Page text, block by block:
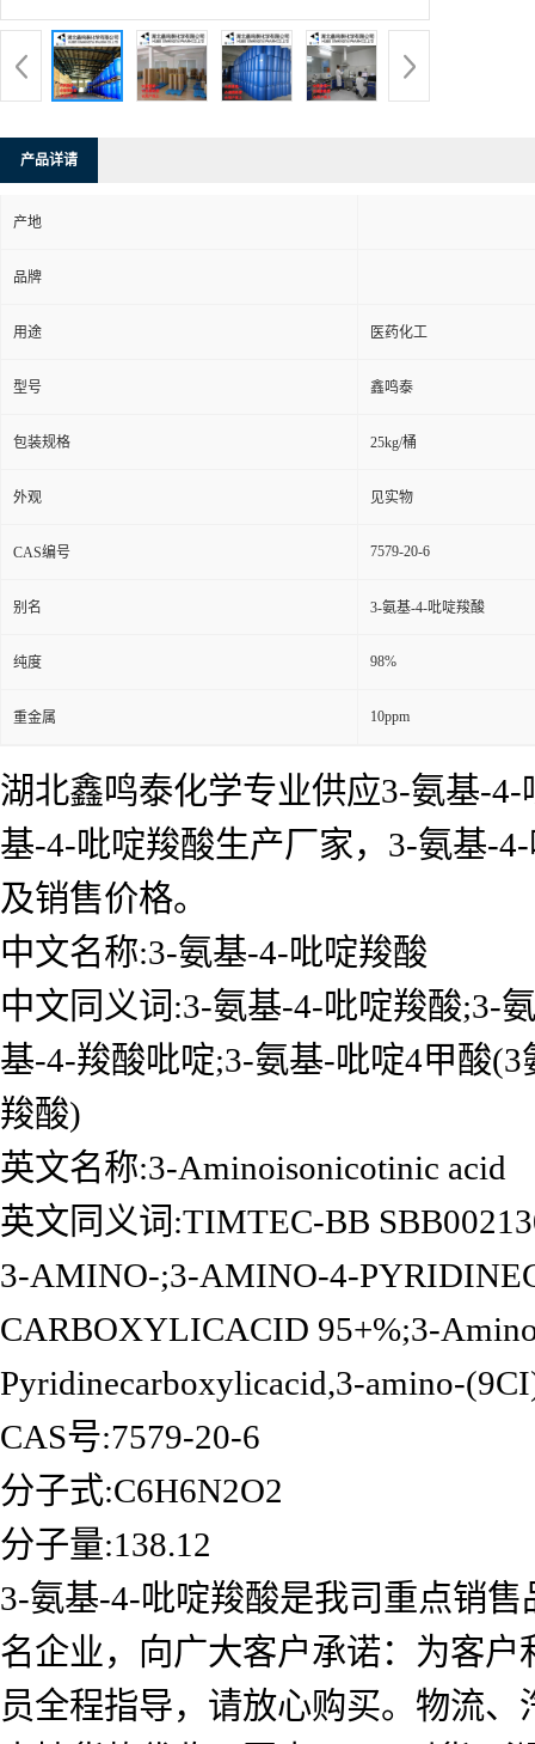
产品详请
产地
品牌
用途 医药化工
型号 鑫鸣泰
包装规格 25kg/桶
外观 见实物
CAS编号 7579-20-6
别名 3-氨基-4-吡啶羧酸
纯度 98%
重金属 10ppm
湖北鑫鸣泰化学专业供应3-氨基-
基-4-吡啶羧酸生产厂家，3-氨基-
及销售价格。
中文名称:3-氨基-4-吡啶羧酸
中文同义词:3-氨基-4-吡啶羧酸;3-
基-4-羧酸吡啶;3-氨基-吡啶4甲酸
羧酸)
英文名称:3-Aminoisonicotinic acid
英文同义词:TIMTEC-BB
3-AMINO-;3-AMINO-4-
CARBOXYLICACID 95+%;3-
Pyridinecarboxylicacid,3-amino-
CAS号:7579-20-6
分子式:C6H6N2O2
分子量:138.12
3-氨基-4-吡啶羧酸是我司重点销
名企业，向广大客户承诺：为客
员全程指导，请放心购买。物流